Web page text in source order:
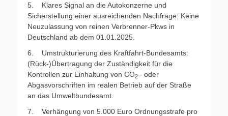
5. Klares Signal an die Autokonzerne und
Sicherstellung einer ausreichenden Nachfrage: Keine
Neuzulassung von reinen Verbrenner-Pkws in
Deutschland ab dem 01.01.2025.
6. Umstrukturierung des Kraftfahrt-Bundesamts:
(Rück-)Übertragung der Zuständigkeit für die
Kontrollen zur Einhaltung von CO2– oder
Abgasvorschriften im realen Betrieb auf der Straße
an das Umweltbundesamt.
7. Verhängung von 5.000 Euro Ordnungsstrafe pro